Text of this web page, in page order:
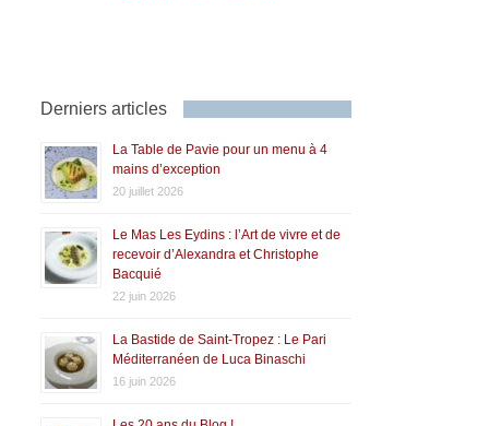
Derniers articles
La Table de Pavie pour un menu à 4
mains d’exception
20 juillet 2026
Le Mas Les Eydins : l’Art de vivre et de
recevoir d’Alexandra et Christophe
Bacquié
22 juin 2026
La Bastide de Saint-Tropez : Le Pari
Méditerranéen de Luca Binaschi
16 juin 2026